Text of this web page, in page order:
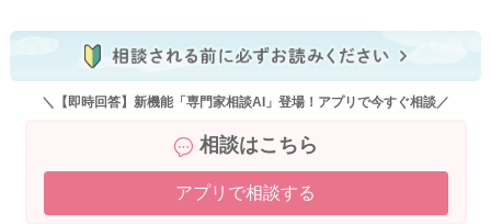
＼【即時回答】新機能「専門家相談AI」登場！アプリで今すぐ相談／
相談はこちら
アプリで相談する